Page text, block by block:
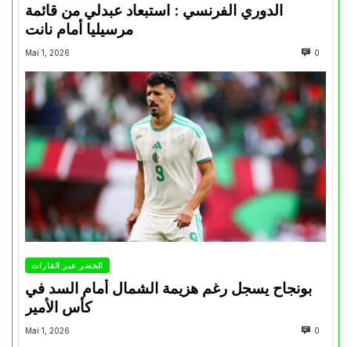
الدوري الفرنسي : استبعاد عبدلي من قائمة
مرسيليا أمام نانت
Mai 1, 2026 0
الخضر عبر القارات
بونجاح يسجل رغم هزيمة الشمال أمام السد في
كأس الأمير
Mai 1, 2026 0